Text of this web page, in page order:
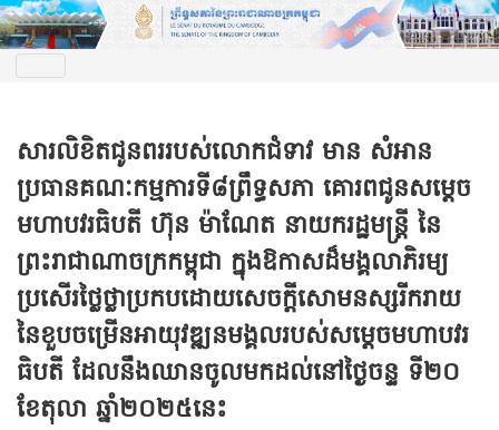
សារលិខិតជូនពររបស់លោកជំទាវ មាន សំអាន
ប្រធានគណៈកម្មការ​ទី៨ព្រឹទ្ធសភា គោរពជូនសម្តេច
មហាបវរធិបតី ហ៊ុន ម៉ាណែត នាយករដ្ឋមន្ត្រី នៃ
ព្រះរាជាណាចក្រកម្ពុជា ក្នុងឱកាសដ៏មង្គលាភិរម្យ
ប្រសើរថ្លៃថ្លាប្រកបដោយសេចក្តីសោមនស្សរីករាយ
នៃខួបចម្រើនអាយុវឌ្ឍនមង្គលរបស់សម្តេចមហាបវរ
ធិបតី ដែលនឹងឈានចូលមកដល់នៅថ្ងៃចន្ទ ទី២០
ខែតុលា ឆ្នាំ២០២៥នេះ